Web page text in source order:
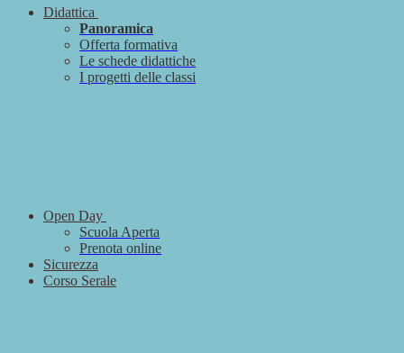
Didattica
Panoramica
Offerta formativa
Le schede didattiche
I progetti delle classi
Open Day
Scuola Aperta
Prenota online
Sicurezza
Corso Serale